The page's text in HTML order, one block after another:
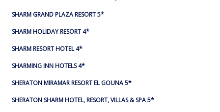
SHARM GRAND PLAZA RESORT 5*
SHARM HOLIDAY RESORT 4*
SHARM RESORT HOTEL 4*
SHARMING INN HOTELS 4*
SHERATON MIRAMAR RESORT EL GOUNA 5*
SHERATON SHARM HOTEL, RESORT, VILLAS & SPA 5*